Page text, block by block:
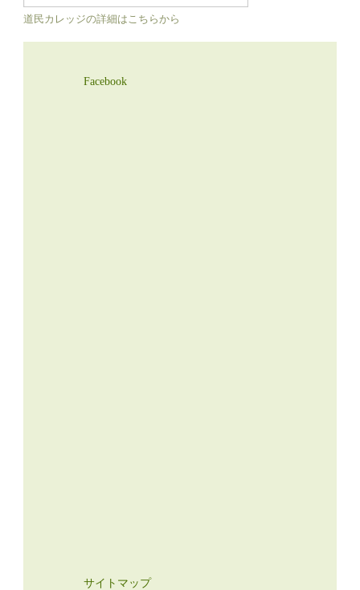
道民カレッジの詳細はこちらから
Facebook
サイトマップ